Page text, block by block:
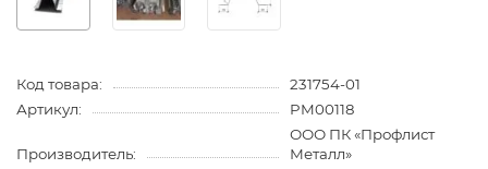
Код товара:
231754-01
Артикул:
PM00118
Производитель:
ООО ПК «Профлист
Металл»